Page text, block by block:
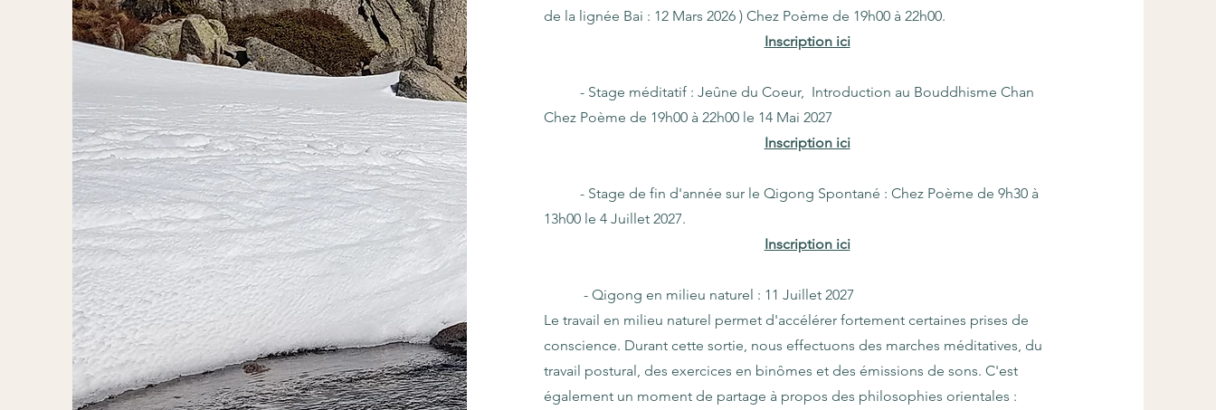
de la lignée Bai : 12 Mars 2026 ) Chez Poème de 19h00 à 22h00.
Inscription ici
- Stage méditatif : Jeûne du Coeur, Introduction au Bouddhisme Chan
Chez Poème de 19h00 à 22h00 le 14 Mai 2027
Inscription ici
- Stage de fin d'année sur le Qigong Spontané : Chez Poème de 9h30 à
13h00 le 4 Juillet 2027.
Inscription ici
- Qigong en milieu naturel : 11 Juillet 2027
Le travail en milieu naturel permet d'accélérer fortement certaines prises de
conscience. Durant cette sortie, nous effectuons des marches méditatives, du
travail postural, des exercices en binômes et des émissions de sons. C'est
également un moment de partage à propos des philosophies orientales :